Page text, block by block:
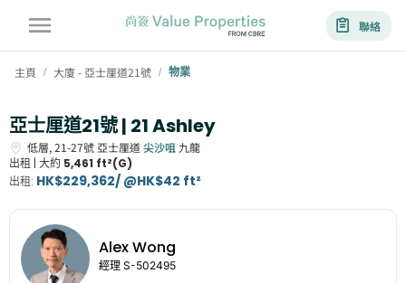
聯絡
主頁 / 大廈 - 亞士厘道21號 / 物業
亞士厘道21號 | 21 Ashley
低層,21-27號 亞士厘道尖沙咀 九龍
出租 | 大約 5,461 ft²(G)
出租: HK$229,362/ @HK$42 ft²
Alex Wong
經理 S-502495